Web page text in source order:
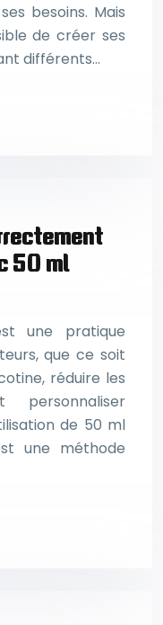
besoins. Mais
de créer ses
différents…
50 ml
une pratique
que ce soit
réduire les
de 50 ml
une méthode